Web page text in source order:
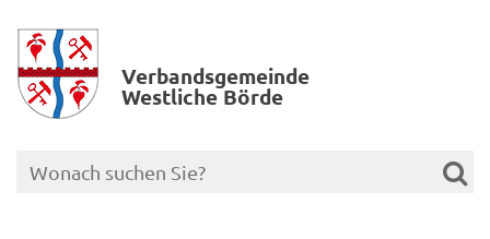
Verbands­gemeinde
Westliche Börde